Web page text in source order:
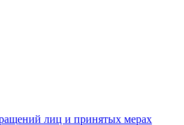
лиц и принятых мерах